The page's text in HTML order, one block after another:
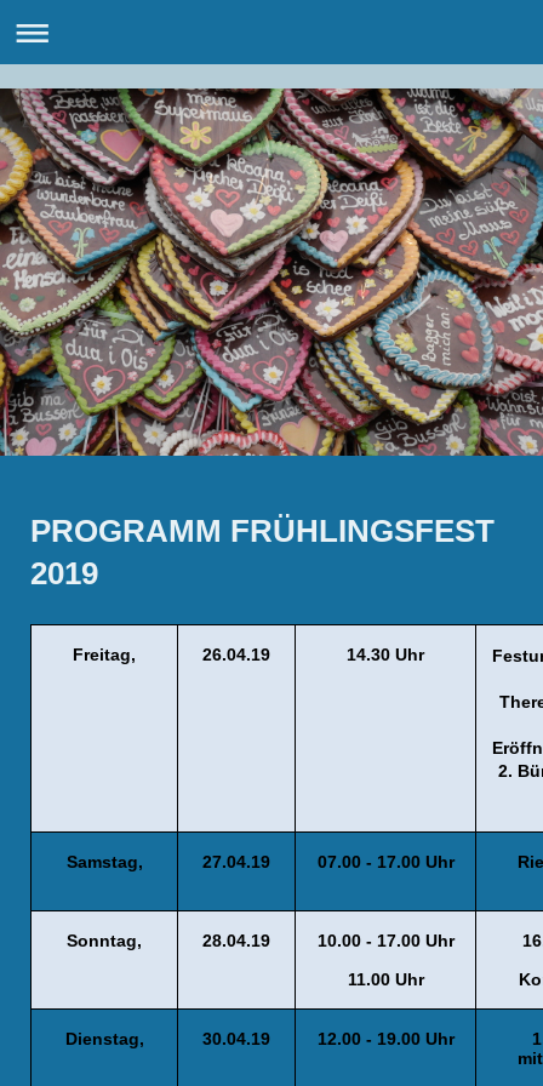
PROGRAMM FRÜHLINGSFEST
2019
Freitag, 26.04.19 14.30 Uhr
2.
Samstag, 27.04.19 07.00 - 17.00 Uhr
Sonntag, 28.04.19
10.00 - 17.00 Uhr
11.00 Uhr
Dienstag, 30.04.19 12.00 - 19.00 Uhr